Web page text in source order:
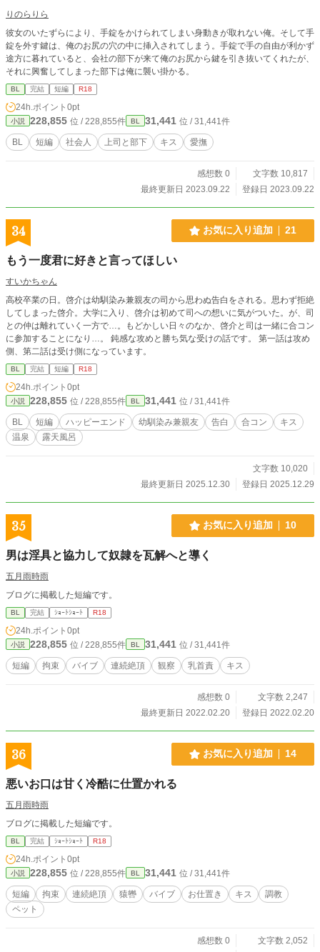
りのらりら
彼女のいたずらにより、手錠をかけられてしまい身動きが取れない俺。そして手
錠を外す鍵は、俺のお尻の穴の中に挿入されてしまう。手錠で手の自由が利かず
途方に暮れていると、会社の部下が来て俺のお尻から鍵を引き抜いてくれたが、
それに興奮してしまった部下は俺に襲い掛かる。
BL 完結 短編 R18
24h.ポイント 0pt
小説 228,855 位 / 228,855件 BL 31,441 位 / 31,441件
BL 短編 社会人 上司と部下 キス 愛撫
感想数 0
文字数 10,817
最終更新日 2023.09.22
登録日 2023.09.22
34 お気に入り追加 21
もう一度君に好きと言ってほしい
すいかちゃん
高校卒業の日。啓介は幼馴染み兼親友の司から思わぬ告白をされる。思わず拒絶
してしまった啓介。大学に入り、啓介は初めて司への想いに気がついた。が、司
との仲は離れていく一方で…。もどかしい日々のなか、啓介と司は一緒に合コン
に参加することになり…。 鈍感な攻めと勝ち気な受けの話です。 第一話は攻め
側、第二話は受け側になっています。
BL 完結 短編 R18
24h.ポイント 0pt
小説 228,855 位 / 228,855件 BL 31,441 位 / 31,441件
BL 短編 ハッピーエンド 幼馴染み兼親友 告白 合コン
キス
温泉
露天風呂
文字数 10,020
最終更新日 2025.12.30
登録日 2025.12.29
35 お気に入り追加 10
男は淫具と協力して奴隷を瓦解へと導く
五月雨時雨
ブログに掲載した短編です。
BL 完結 ｼｮｰﾄｼｮｰﾄ R18
24h.ポイント 0pt
小説 228,855 位 / 228,855件 BL 31,441 位 / 31,441件
短編 拘束 バイブ 連続絶頂 観察 乳首責 キス
感想数 0
文字数 2,247
最終更新日 2022.02.20
登録日 2022.02.20
36 お気に入り追加 14
悪いお口は甘く冷酷に仕置かれる
五月雨時雨
ブログに掲載した短編です。
BL 完結 ｼｮｰﾄｼｮｰﾄ R18
24h.ポイント 0pt
小説 228,855 位 / 228,855件 BL 31,441 位 / 31,441件
短編 拘束 連続絶頂 猿轡 バイブ お仕置き キス
調教
ペット
感想数 0
文字数 2,052